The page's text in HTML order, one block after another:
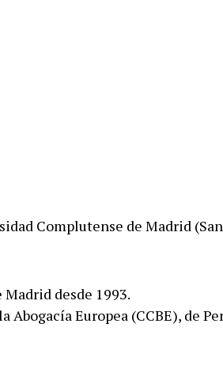
Complutense de Madrid
desde 1993.
Abogacía Europea (CCBE), de